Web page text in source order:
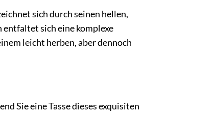
sich durch seinen hellen,
entfaltet sich eine komplexe
leicht herben, aber dennoch
Sie eine Tasse dieses exquisiten